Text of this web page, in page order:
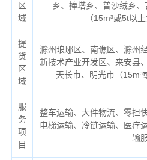
区
域
乡、捧塔乡、普沙绒乡
（15m³或5t以上
提
货
区
域
滁州琅琊区、南谯区、滁州
新技术产业开发区、来安县
天长市、明光市（15m³
服
务
项
目
整车运输、大件物流、零担
电梯运输、冷链运输、医疗
输